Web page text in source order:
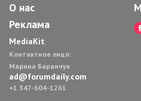
О нас
Реклама
MediaKit
Контактное лицо:
Марина Баранчук
ad@forumdaily.com
+1 347-604-1261